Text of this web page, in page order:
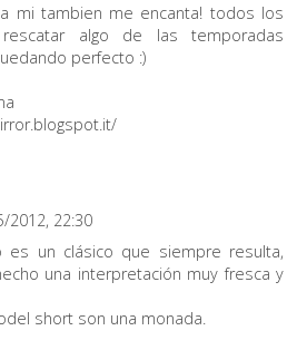
mi tambien me encanta! todos los
algo de las temporadas
perfecto :)
2012, 22:30
es un clásico que siempre resulta,
una interpretación muy fresca y
short son una monada.